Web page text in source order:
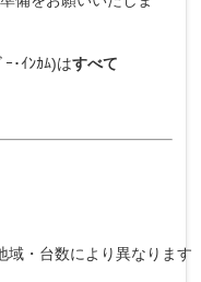
･ｲﾝｶﾑ)はすべて
域・台数により異なります